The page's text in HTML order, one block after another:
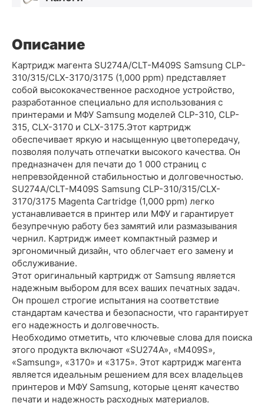
Описание
Картридж магента SU274A/CLT-M409S Samsung CLP-
310/315/CLX-3170/3175 (1,000 ppm) представляет
собой высококачественное расходное устройство,
разработанное специально для использования с
принтерами и МФУ Samsung моделей CLP-310, CLP-
315, CLX-3170 и CLX-3175.Этот картридж
обеспечивает яркую и насыщенную цветопередачу,
позволяя получать отпечатки высокого качества. Он
предназначен для печати до 1 000 страниц с
непревзойденной стабильностью и долговечностью.
SU274A/CLT-M409S Samsung CLP-310/315/CLX-
3170/3175 Magenta Cartridge (1,000 ppm) легко
устанавливается в принтер или МФУ и гарантирует
безупречную работу без замятий или размазывания
чернил. Картридж имеет компактный размер и
эргономичный дизайн, что облегчает его замену и
обслуживание.
Этот оригинальный картридж от Samsung является
надежным выбором для всех ваших печатных задач.
Он прошел строгие испытания на соответствие
стандартам качества и безопасности, что гарантирует
его надежность и долговечность.
Необходимо отметить, что ключевые слова для поиска
этого продукта включают «SU274A», «M409S»,
«Samsung», «3170» и «3175». Этот картридж магента
является идеальным решением для всех владельцев
принтеров и МФУ Samsung, которые ценят качество
печати и надежность расходных материалов.